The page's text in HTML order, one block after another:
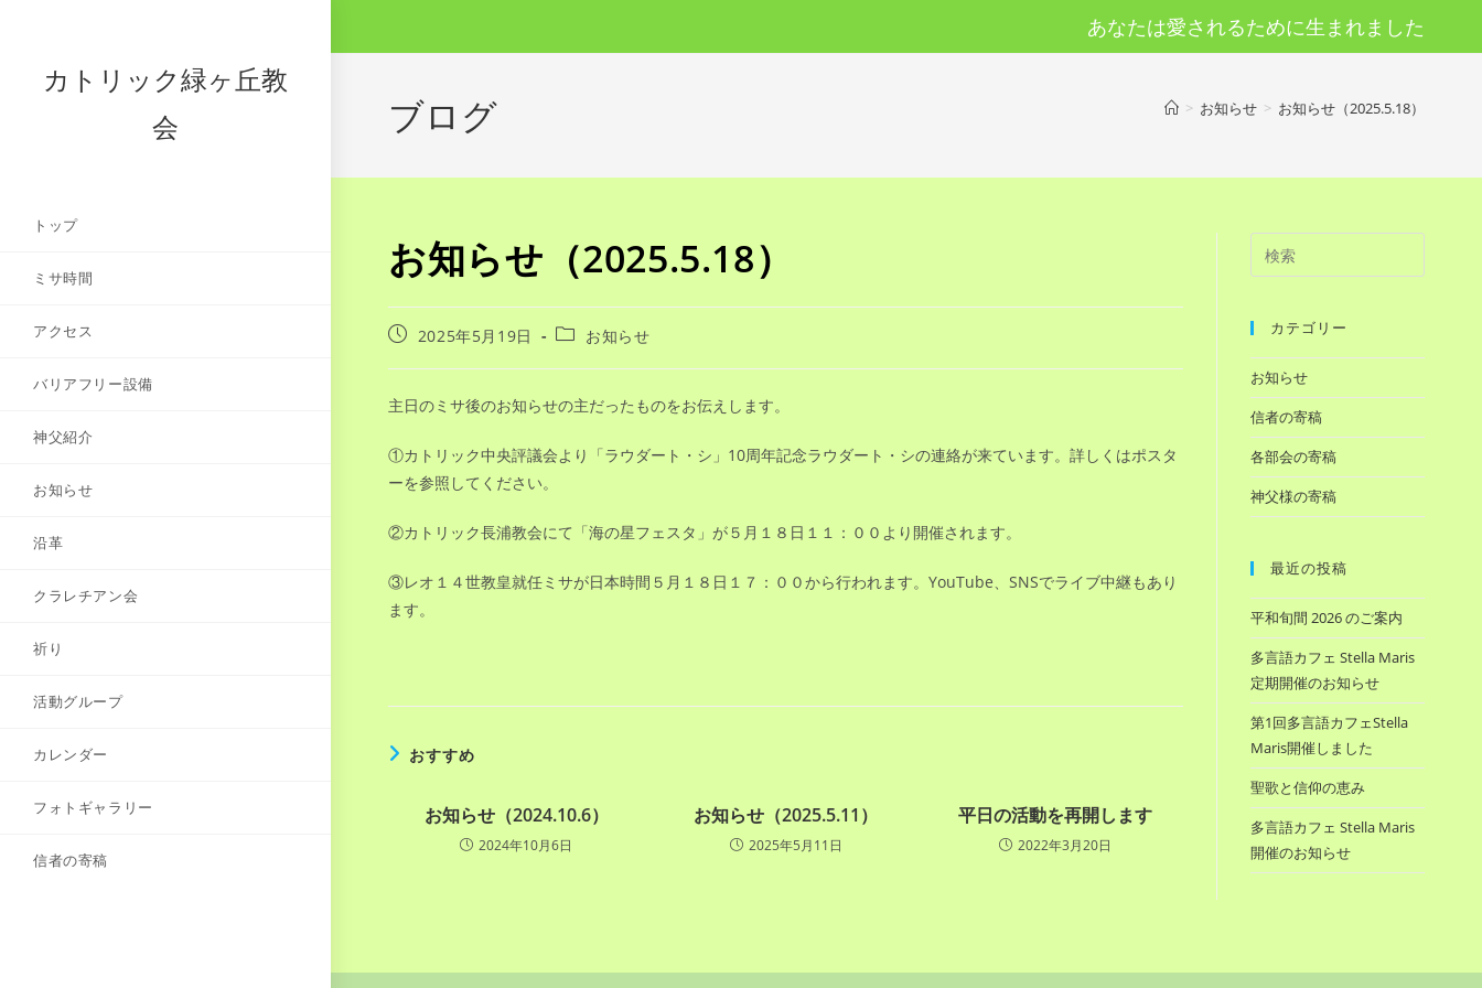
ス
あなたは愛されるために生まれました
カトリック緑ヶ丘教
会
トップ
ミサ時間
アクセス
バリアフリー設備
神父紹介
お知らせ
沿革
クラレチアン会
祈り
活動グループ
カレンダー
フォトギャラリー
信者の寄稿
ブログ > お知らせ > お知らせ（2025.5.18）
お知らせ（2025.5.18）
投
公
開
日:
2025年5月19日
投
カ
テ
ゴ
ー:
お知らせ
主日のミサ後のお知らせの主だったものをお伝えします。
①カトリック中央評議会より「ラウダート・シ」10周年記念ラウダート・シの連絡が来ています。詳しくはポスタ
ーを参照してください。
②カトリック長浦教会にて「海の星フェスタ」が５月１８日１１：００より開催されます。
③レオ１４世教皇就任ミサが日本時間５月１８日１７：００から行われます。YouTube、SNSでライブ中継もあり
ます。
おすすめ
お知らせ（2024.10.6）
2024年10月6日
お知らせ（2025.5.11）
2025年5月11日
平日の活動を再開します
2022年3月20日
カテゴリー
お知らせ
信者の寄稿
各部会の寄稿
神父様の寄稿
最近の投稿
平和旬間 2026 のご案内
多言語カフェ Stella Maris
定期開催のお知らせ
第1回多言語カフェStella
Maris開催しました
聖歌と信仰の恵み
多言語カフェ Stella Maris
開催のお知らせ